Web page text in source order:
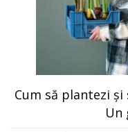
Cum să plantezi
Un